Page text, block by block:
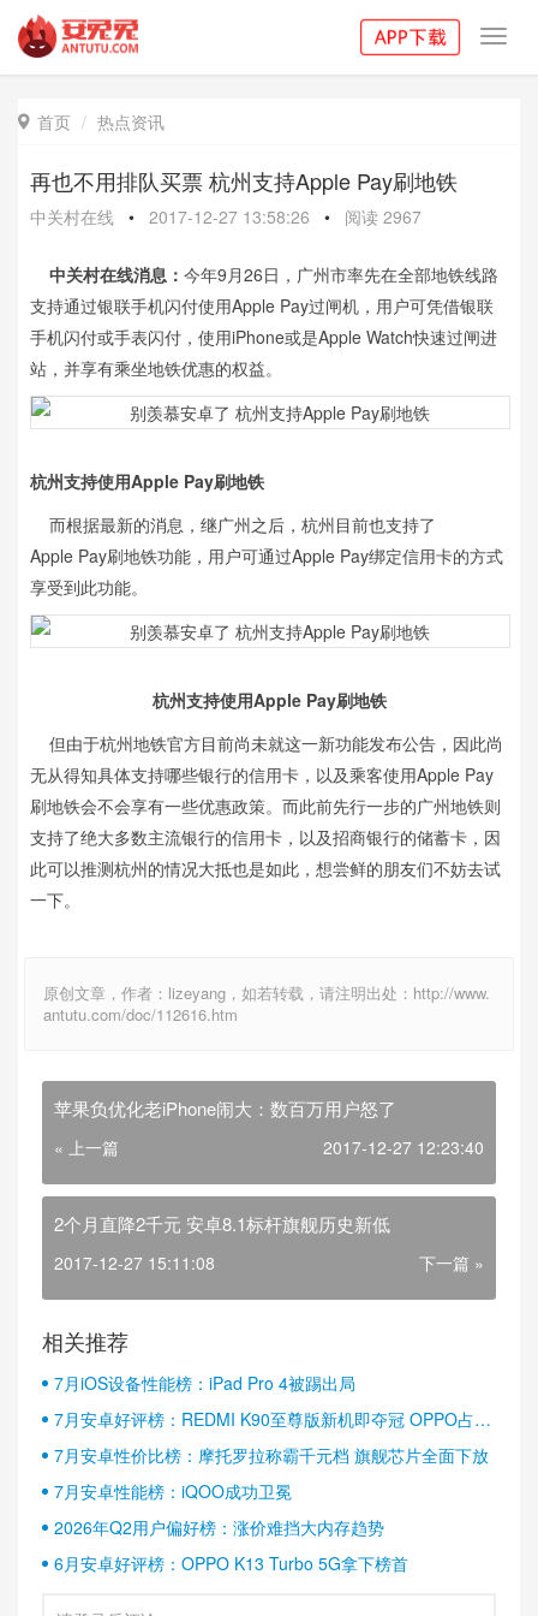
 首页 热点资讯
再也不用排队买票 杭州支持Apple Pay刷地铁
中关村在线 • 2017-12-27 13:58:26 • 阅读 2967
中关村在线消息： 今年9月26日，广州市率先在全部地铁线路
支持通过银联手机闪付使用Apple Pay过闸机，用户可凭借银联
手机闪付或手表闪付，使用iPhone或是Apple Watch快速过闸进
站，并享有乘坐地铁优惠的权益。
杭州支持使用Apple Pay刷地铁
而根据最新的消息，继广州之后，杭州目前也支持了
Apple Pay刷地铁功能，用户可通过Apple Pay绑定信用卡的方式
享受到此功能。
杭州支持使用Apple Pay刷地铁
但由于杭州地铁官方目前尚未就这一新功能发布公告，因此尚
无从得知具体支持哪些银行的信用卡，以及乘客使用Apple Pay
刷地铁会不会享有一些优惠政策。而此前先行一步的广州地铁则
支持了绝大多数主流银行的信用卡，以及招商银行的储蓄卡，因
此可以推测杭州的情况大抵也是如此，想尝鲜的朋友们不妨去试
一下。
原创文章，作者：lizeyang，如若转载，请注明出处：http://www.
antutu.com/doc/112616.htm
苹果负优化老iPhone闹大：数百万用户怒了
« 上一篇 2017-12-27 12:23:40
2个月直降2千元 安卓8.1标杆旗舰历史新低
2017-12-27 15:11:08 下一篇 »
相关推荐
7月iOS设备性能榜：iPad Pro 4被踢出局
7月安卓好评榜：REDMI K90至尊版新机即夺冠 OPPO占据
半壁江山
7月安卓性价比榜：摩托罗拉称霸千元档 旗舰芯片全面下放
7月安卓性能榜：iQOO成功卫冕
2026年Q2用户偏好榜：涨价难挡大内存趋势
6月安卓好评榜：OPPO K13 Turbo 5G拿下榜首